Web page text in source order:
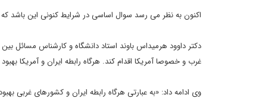
اکنون به نظر می رسد سوال اساسی در شرایط کنونی این باشد
دکتر داوود هرمیداس باوند استاد دانشگاه و کارشناس مسائل بین
غرب و خصوصا آمریکا اقدام کند. هرگاه رابطه ایران و آمریکا
وی ادامه داد: «به عبارتی هرگاه رابطه ایران و کشورهای